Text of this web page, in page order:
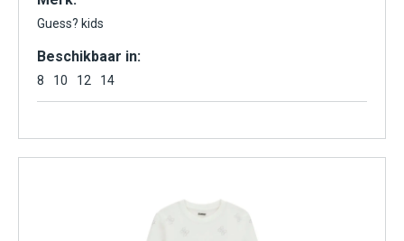
Guess? kids
Beschikbaar in:
8 10 12 14